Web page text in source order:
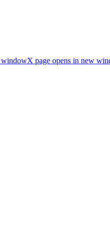
windowX page opens in new